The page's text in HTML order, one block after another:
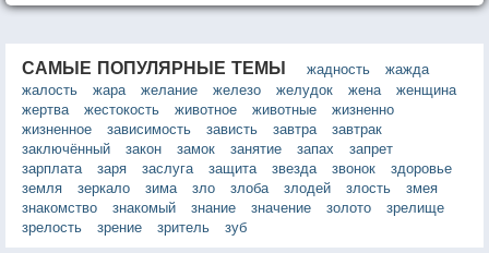
САМЫЕ ПОПУЛЯРНЫЕ ТЕМЫ жадность
жажда
жалость
жара желание железо желудок жена
женщина
жертва
жестокость животное животные
жизненно
жизненное
зависимость зависть завтра
завтрак
заключённый
закон замок занятие запах
запрет
зарплата
заря заслуга защита звезда звонок
здоровье
земля
зеркало зима зло злоба злодей злость
змея
знакомство
знакомый знание значение золото
зрелище
зрелость
зрение зритель зуб